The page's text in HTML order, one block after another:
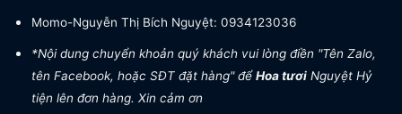
Momo-Nguyễn Thị Bích Nguyệt: 0934123036
*Nội dung chuyển khoản quý khách vui lòng điền "Tên Zalo,
tên Facebook, hoặc SĐT đặt hàng" đểHoa tươi Nguyệt Hỷ
tiện lên đơn hàng. Xin cảm ơn